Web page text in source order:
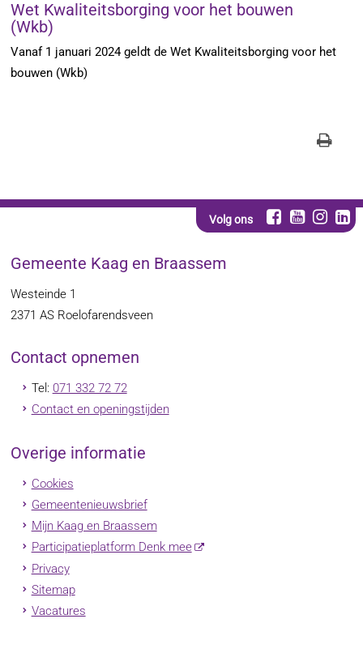
Wet Kwaliteitsborging voor het bouwen
(Wkb)
Vanaf 1 januari 2024 geldt de Wet Kwaliteitsborging voor het
bouwen (Wkb)
Volg ons
Gemeente Kaag en Braassem
Westeinde 1
2371 AS Roelofarendsveen
Contact opnemen
Tel: 071 332 72 72
Contact en openingstijden
Overige informatie
Cookies
Gemeentenieuwsbrief
Mijn Kaag en Braassem
Participatieplatform Denk mee
Privacy
Sitemap
Vacatures